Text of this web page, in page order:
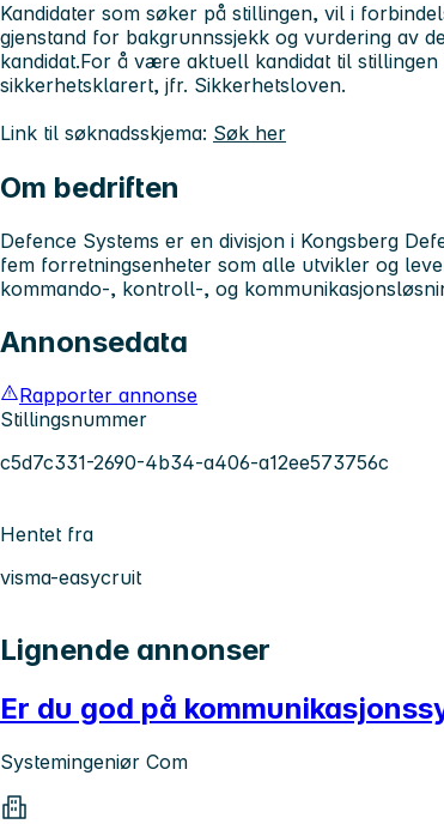
Kandidater som søker på stillingen, vil i
gjenstand for bakgrunnssjekk og vurdering av
kandidat.For å være aktuell kandidat til
sikkerhetsklarert, jfr. Sikkerhetsloven.
Link til søknadsskjema: Søk her
Om bedriften
Defence Systems er en divisjon i Kongsberg
fem forretningsenheter som alle utvikler og
kommando-, kontroll-, og
Annonsedata
Rapporter annonse
Stillingsnummer
c5d7c331-2690-4b34-a406-a12ee573756c
Hentet fra
visma-easycruit
Lignende annonser
Er du god på
Systemingeniør Com